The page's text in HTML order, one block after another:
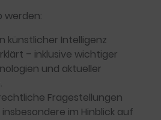
werden:
künstlicher Intelligenz
– inklusive wichtiger
und aktueller
Fragestellungen
im Hinblick auf